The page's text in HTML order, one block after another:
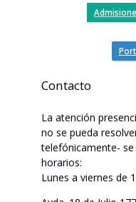
Contacto
La atención
no se pueda
telefónicamente-
horarios:
Lunes a viernes de